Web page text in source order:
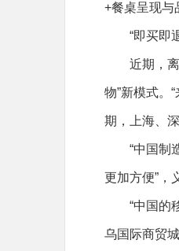
+餐桌呈现与
“即买即
近期，
物”新模式。
期，上海、
“中国制
更加方便”，
“中国的
乌国际商贸